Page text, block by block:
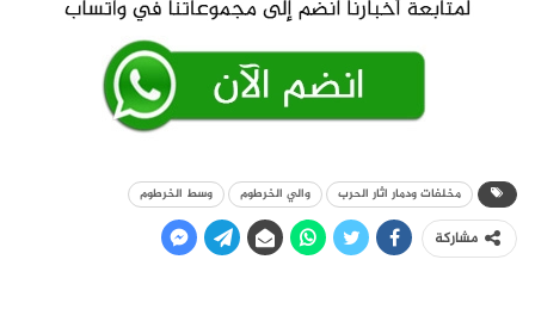
مخلفات ودمار اثار الحرب والي الخرطوم وسط الخرطوم
مشاركة